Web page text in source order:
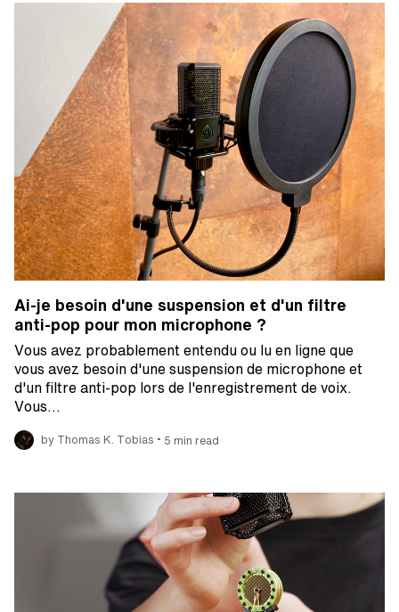
Ai-je besoin d'une suspension et d'un filtre
anti-pop pour mon microphone ?
Vous avez probablement entendu ou lu en ligne que
vous avez besoin d'une suspension de microphone et
d'un filtre anti-pop lors de l'enregistrement de voix.
Vous…
by Thomas K. Tobias • 5 min read